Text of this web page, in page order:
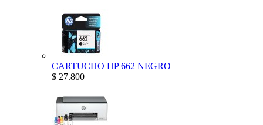
CARTUCHO HP 662 NEGRO
$ 27.800